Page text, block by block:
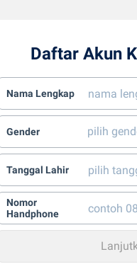
Daftar Akun
Nama Lengkap
Gender
Tanggal Lahir
Nomor
Handphone